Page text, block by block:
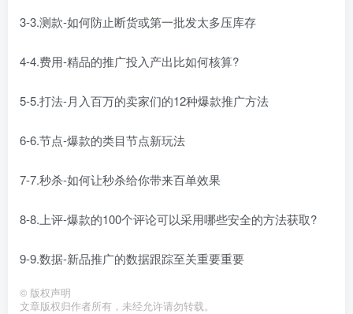
3-3.测款-如何防止断货或第一批发太多压库存
4-4.费用-精品的推广投入产出比如何核算?
5-5.打法-月入百万的卖家们的12种爆款推广方法
6-6.节点-爆款的类目节点新玩法
7-7.秒杀-如何让秒杀给你带来百单效果
8-8.上评-爆款的100个评论可以采用哪些安全的方法获取?
9-9.数据-新品推广的数据跟踪至关重要重要
© 版权声明
文章版权归作者所有，未经允许请勿转载。